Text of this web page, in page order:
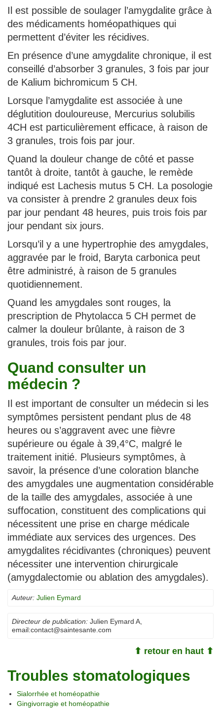
Il est possible de soulager l’amygdalite grâce à
des médicaments homéopathiques qui
permettent d’éviter les récidives.
En présence d’une amygdalite chronique, il est
conseillé d’absorber 3 granules, 3 fois par jour
de Kalium bichromicum 5 CH.
Lorsque l’amygdalite est associée à une
déglutition douloureuse, Mercurius solubilis
4CH est particulièrement efficace, à raison de
3 granules, trois fois par jour.
Quand la douleur change de côté et passe
tantôt à droite, tantôt à gauche, le remède
indiqué est Lachesis mutus 5 CH. La posologie
va consister à prendre 2 granules deux fois
par jour pendant 48 heures, puis trois fois par
jour pendant six jours.
Lorsqu’il y a une hypertrophie des amygdales,
aggravée par le froid, Baryta carbonica peut
être administré, à raison de 5 granules
quotidiennement.
Quand les amygdales sont rouges, la
prescription de Phytolacca 5 CH permet de
calmer la douleur brûlante, à raison de 3
granules, trois fois par jour.
Quand consulter un
médecin ?
Il est important de consulter un médecin si les
symptômes persistent pendant plus de 48
heures ou s’aggravent avec une fièvre
supérieure ou égale à 39,4°C, malgré le
traitement initié. Plusieurs symptômes, à
savoir, la présence d’une coloration blanche
des amygdales une augmentation considérable
de la taille des amygdales, associée à une
suffocation, constituent des complications qui
nécessitent une prise en charge médicale
immédiate aux services des urgences. Des
amygdalites récidivantes (chroniques) peuvent
nécessiter une intervention chirurgicale
(amygdalectomie ou ablation des amygdales).
Auteur: Julien Eymard
Directeur de publication: Julien Eymard A
email:contact@saintesante.com
⬆ retour en haut ⬆
Troubles stomatologiques
Sialorrhée et homéopathie
Gingivorragie et homéopathie